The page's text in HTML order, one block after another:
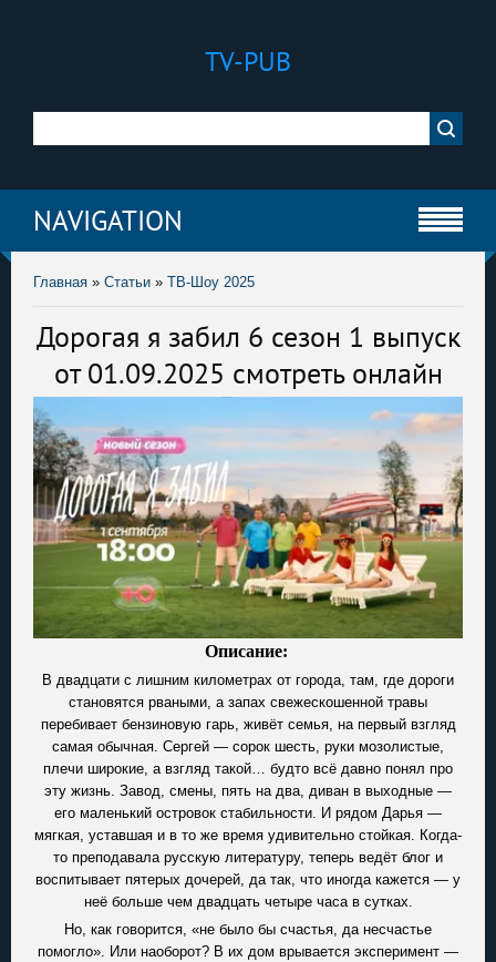
TV-PUB
NAVIGATION
Главная » Статьи » ТВ-Шоу 2025
Дорогая я забил 6 сезон 1 выпуск
от 01.09.2025 смотреть онлайн
Описание:
В двадцати с лишним километрах от города, там, где дороги
становятся рваными, а запах свежескошенной травы
перебивает бензиновую гарь, живёт семья, на первый взгляд
самая обычная. Сергей — сорок шесть, руки мозолистые,
плечи широкие, а взгляд такой… будто всё давно понял про
эту жизнь. Завод, смены, пять на два, диван в выходные —
его маленький островок стабильности. И рядом Дарья —
мягкая, уставшая и в то же время удивительно стойкая. Когда-
то преподавала русскую литературу, теперь ведёт блог и
воспитывает пятерых дочерей, да так, что иногда кажется — у
неё больше чем двадцать четыре часа в сутках.
Но, как говорится, «не было бы счастья, да несчастье
помогло». Или наоборот? В их дом врывается эксперимент —